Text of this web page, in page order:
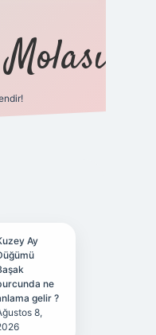
Ay
ne
gelir ?
8,